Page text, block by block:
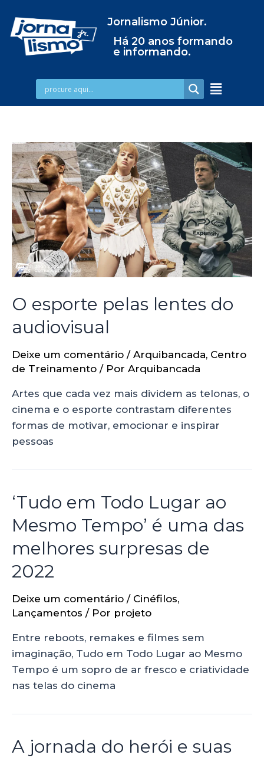
Jornalismo Júnior.
Há 20 anos formando
e informando.
O esporte pelas lentes do
audiovisual
Deixe um comentário / Arquibancada, Centro
de Treinamento / Por Arquibancada
Artes que cada vez mais dividem as telonas, o
cinema e o esporte contrastam diferentes
formas de motivar, emocionar e inspirar
pessoas
‘Tudo em Todo Lugar ao
Mesmo Tempo’ é uma das
melhores surpresas de
2022
Deixe um comentário / Cinéfilos,
Lançamentos / Por projeto
Entre reboots, remakes e filmes sem
imaginação, Tudo em Todo Lugar ao Mesmo
Tempo é um sopro de ar fresco e criatividade
nas telas do cinema
A jornada do herói e suas